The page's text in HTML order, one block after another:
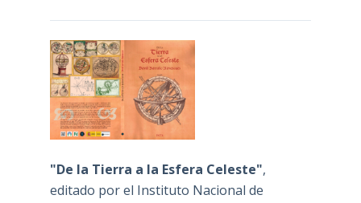
"De la Tierra a la Esfera Celeste",
editado por el Instituto Nacional de